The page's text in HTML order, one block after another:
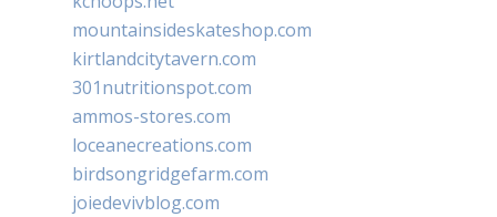
mountainsideskateshop.com
kirtlandcitytavern.com
301nutritionspot.com
ammos-stores.com
loceanecreations.com
birdsongridgefarm.com
joiedevivblog.com